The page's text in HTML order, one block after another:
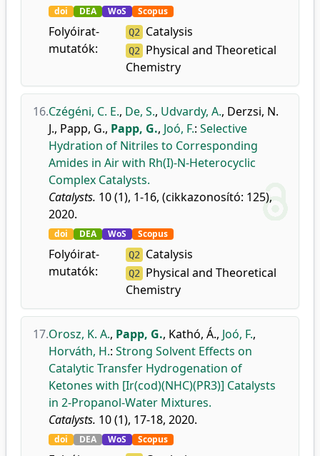
doi DEA WoS Scopus
Folyóirat-
mutatók:
Q2 Catalysis
Q2
Physical and Theoretical
Chemistry
16.Czégéni, C. E., De, S., Udvardy, A., Derzsi, N.
J., Papp, G., Papp, G., Joó, F.: Selective
Hydration of Nitriles to Corresponding
Amides in Air with Rh(I)-N-Heterocyclic
Complex Catalysts.
Catalysts. 10 (1), 1-16, (cikkazonosító: 125),
2020.
doi DEA WoS Scopus
Folyóirat-
mutatók:
Q2 Catalysis
Q2
Physical and Theoretical
Chemistry
17.Orosz, K. A., Papp, G., Kathó, Á., Joó, F.,
Horváth, H.: Strong Solvent Effects on
Catalytic Transfer Hydrogenation of
Ketones with [Ir(cod)(NHC)(PR3)] Catalysts
in 2-Propanol-Water Mixtures.
Catalysts. 10 (1), 17-18, 2020.
doi DEA WoS Scopus